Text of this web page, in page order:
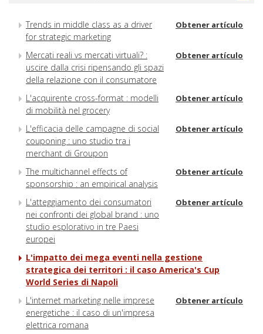
Trends in middle class as a driver
for strategic marketing
Obtener artículo
Mercati reali vs mercati virtuali? :
uscire dalla crisi ripensando gli spazi
della relazione con il consumatore
Obtener artículo
L'acquirente cross-format : modelli
di mobilità nel grocery
Obtener artículo
L'efficacia delle campagne di social
couponing : uno studio tra i
merchant di Groupon
Obtener artículo
The multichannel effects of
sponsorship : an empirical analysis
Obtener artículo
L'atteggiamento dei consumatori
nei confronti dei global brand : uno
studio esplorativo in tre Paesi
europei
Obtener artículo
L'impatto dei mega eventi nella gestione
strategica dei territori : il caso America's Cup
World Series di Napoli
L'internet marketing nelle imprese
energetiche : il caso di un'impresa
elettrica romana
Obtener artículo